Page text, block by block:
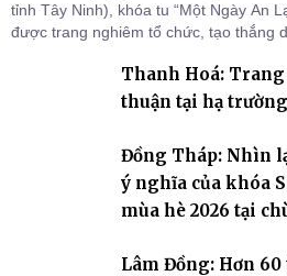
tỉnh Tây Ninh), khóa tu “Một Ngày An
được trang nghiêm tổ chức, tạo thắng
Thanh Hoá:
thuận tại hạ
Đồng Tháp: Nhìn
ý nghĩa của khóa
mùa hè 2026 tại
Lâm Đồng: Hơn